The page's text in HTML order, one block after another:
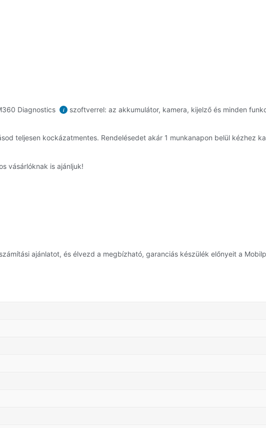
Diagnostics i
szoftverrel: az akkumulátor, kamera, kijelző és minden
teljesen kockázatmentes. Rendelésedet akár 1 munkanapon belül kézhez
vásárlóknak is ajánljuk!
ajánlatot, és élvezd a megbízható, garanciás készülék előnyeit a